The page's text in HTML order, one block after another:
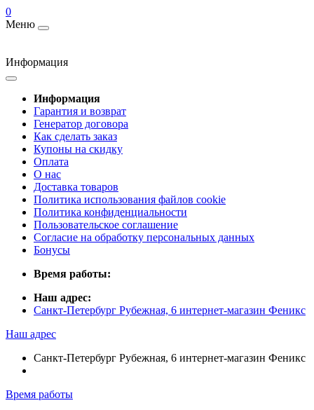
0
Меню
Информация
Информация
Гарантия и возврат
Генератор договора
Как сделать заказ
Купоны на скидку
Оплата
О нас
Доставка товаров
Политика использования файлов cookie
Политика конфиденциальности
Пользовательское соглашение
Согласие на обработку персональных данных
Бонусы
Время работы:
Наш адрес:
Санкт-Петербург Рубежная, 6 интернет-магазин Феникс
Наш адрес
Санкт-Петербург Рубежная, 6 интернет-магазин Феникс
Время работы